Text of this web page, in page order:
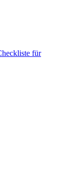
für